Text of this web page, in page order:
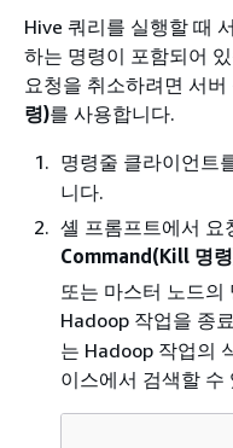
Hive 쿼리를 실행할 때
하는 명령이 포함되어
요청을 취소하려면 서버
령)를 사용합니다.
명령줄 클라이언트
니다.
셸 프롬프트에서 요
Command(Kill 명
또는 마스터 노드의
Hadoop 작업을 종
는 Hadoop 작업의
이스에서 검색할 수